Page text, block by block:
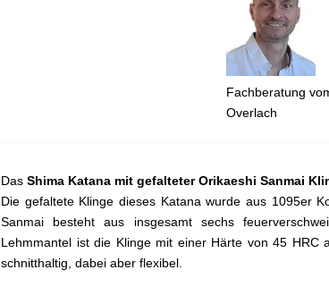
Fachberatung
Overlach
Das Shima Katana mit gefalteter Orikaeshi Sanmai
Die gefaltete Klinge dieses Katana wurde aus 1095er
Sanmai besteht aus insgesamt sechs
Lehmmantel ist die Klinge mit einer Härte von 45
schnitthaltig, dabei aber flexibel.